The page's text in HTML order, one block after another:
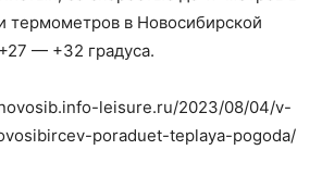
термометров в Новосибирской
— +32 градуса.
leisure.ru/2023/08/04/v-
poraduet-teplaya-pogoda/